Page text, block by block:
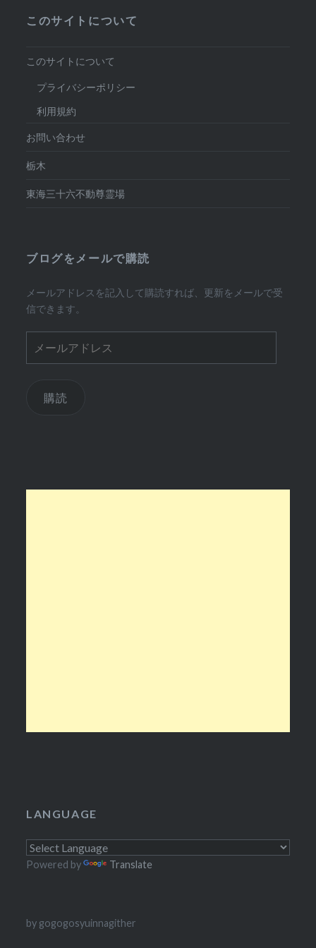
このサイトについて
このサイトについて
プライバシーポリシー
利用規約
お問い合わせ
栃木
東海三十六不動尊霊場
ブログをメールで購読
メールアドレスを記入して購読すれば、更新をメールで受
信できます。
ー
購読
LANGUAGE
Powered by Translate
by gogogosyuinnagither